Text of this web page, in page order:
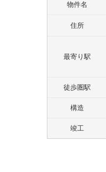
物件名
住所
最寄り駅
徒歩圏駅
構造
竣工